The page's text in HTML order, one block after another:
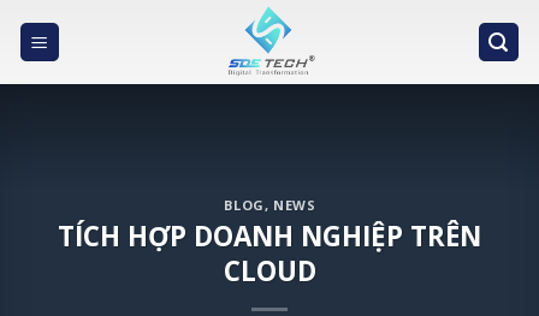
BLOG, NEWS
TÍCH HỢP DOANH NGHIỆP TRÊN
CLOUD